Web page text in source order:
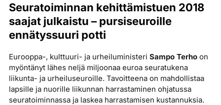
Seuratoiminnan kehittämistuen 2018
saajat julkaistu – pursiseuroille
ennätyssuuri potti
Eurooppa-, kulttuuri- ja urheiluministeri Sampo Terhoon
myöntänyt lähes neljä miljoonaa euroa seuratukena
liikunta- ja urheiluseuroille. Tavoitteena on mahdollistaa
lapsille ja nuorille liikunnan harrastaminen ohjatussa
seuratoiminnassa ja laskea harrastamisen kustannuksia.